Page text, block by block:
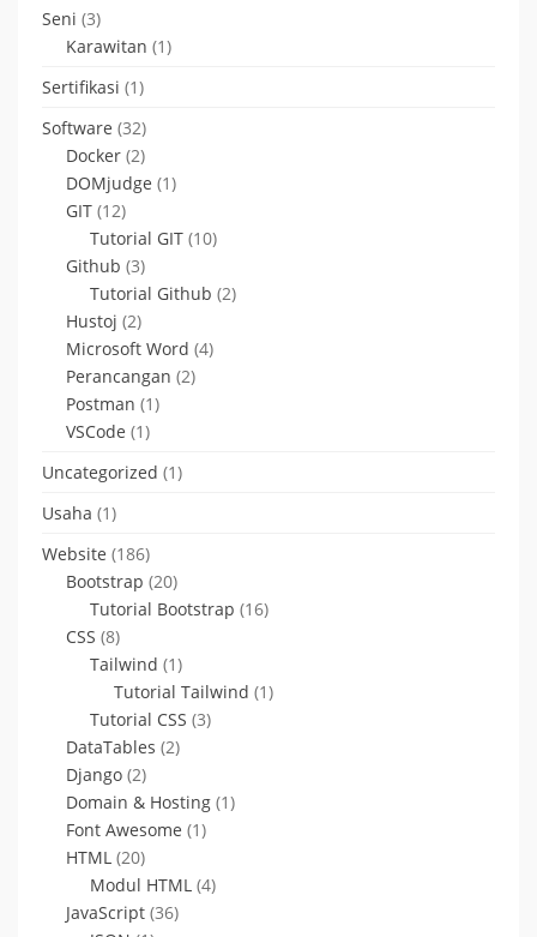
Seni (3)
Karawitan (1)
Sertifikasi (1)
Software (32)
Docker (2)
DOMjudge (1)
GIT (12)
Tutorial GIT (10)
Github (3)
Tutorial Github (2)
Hustoj (2)
Microsoft Word (4)
Perancangan (2)
Postman (1)
VSCode (1)
Uncategorized (1)
Usaha (1)
Website (186)
Bootstrap (20)
Tutorial Bootstrap (16)
CSS (8)
Tailwind (1)
Tutorial Tailwind (1)
Tutorial CSS (3)
DataTables (2)
Django (2)
Domain & Hosting (1)
Font Awesome (1)
HTML (20)
Modul HTML (4)
JavaScript (36)